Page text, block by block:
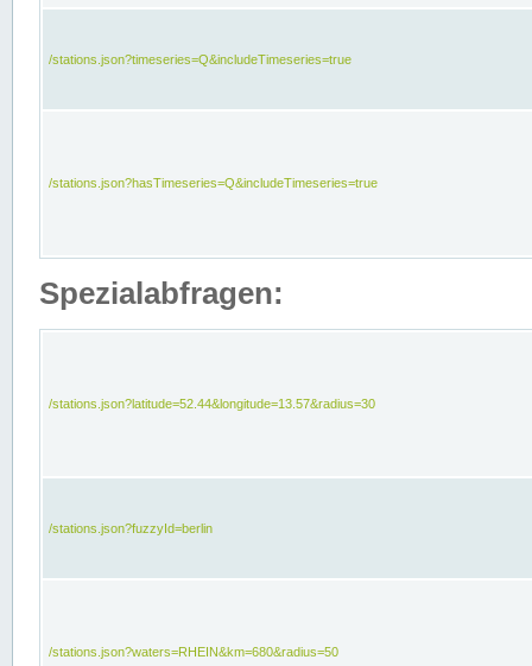
/stations.json?timeseries=Q&includeTimeseries=true
/stations.json?hasTimeseries=Q&includeTimeseries=true
Spezialabfragen:
/stations.json?latitude=52.44&longitude=13.57&radius=30
/stations.json?fuzzyId=berlin
/stations.json?waters=RHEIN&km=680&radius=50